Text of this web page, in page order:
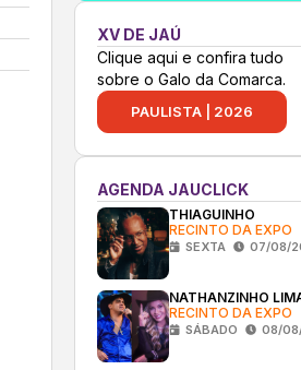
XV DE JAÚ
Clique aqui e confira tudo
sobre o Galo da Comarca.
PAULISTA | 2026
AGENDA JAUCLICK
THIAGUINHO
RECINTO DA EXPO
SEXTA 07/08/
NATHANZINHO
RECINTO DA EXPO
SÁBADO 08/